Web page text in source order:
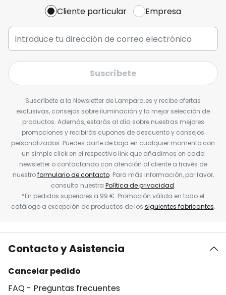
Cliente particular Empresa
Suscríbete
Suscríbete a la Newsletter de Lampara.es y recibe ofertas
exclusivas, consejos sobre iluminación y la mejor selección de
productos. Además, estarás al día sobre nuestras mejores
promociones y recibirás cupones de descuento y consejos
personalizados. Puedes darte de baja en cualquier momento con
un simple click en el respectivo link que añadimos en cada
newsletter o contactando con atención al cliente a través de
nuestroformulario de contacto. Para más información, por favor,
consulta nuestra Política de privacidad.
*En pedidos superiores a 99 €. Promoción válida en todo el
catálogo a excepción de productos de los siguientes fabricantes.
Contacto y Asistencia
Cancelar pedido
FAQ - Preguntas frecuentes